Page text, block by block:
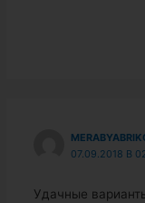
07.09.2018 В
Удачные